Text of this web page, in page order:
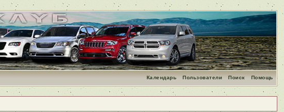
Помощь
Поиск
Пользователи
Календарь